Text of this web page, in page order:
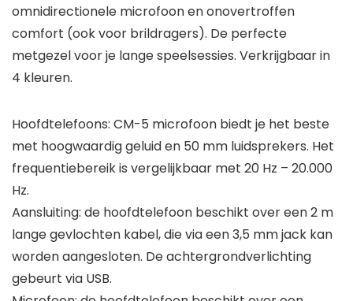
omnidirectionele microfoon en onovertroffen
comfort (ook voor brildragers). De perfecte
metgezel voor je lange speelsessies. Verkrijgbaar in
4 kleuren.
Hoofdtelefoons: CM-5 microfoon biedt je het beste
met hoogwaardig geluid en 50 mm luidsprekers. Het
frequentiebereik is vergelijkbaar met 20 Hz – 20.000
Hz.
Aansluiting: de hoofdtelefoon beschikt over een 2 m
lange gevlochten kabel, die via een 3,5 mm jack kan
worden aangesloten. De achtergrondverlichting
gebeurt via USB.